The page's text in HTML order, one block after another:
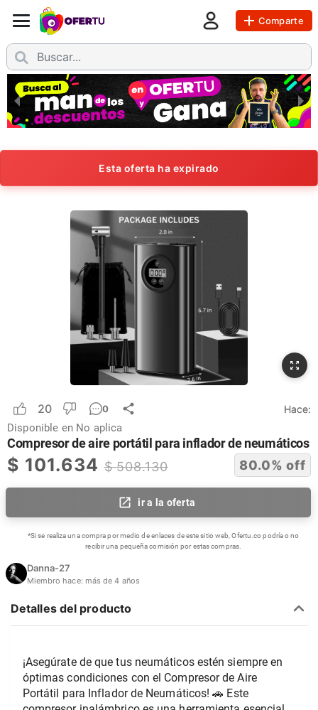
Comparte
Esta oferta ha expirado
20 0 Hace:
Disponible en No aplica
Compresor de aire portátil para inflador de neumáticos
$ 101.634 $508.130 80.0% off
ir a la oferta
*Si se realiza una compra por medio de enlaces de este sitio web, Ofertu.co podría o no
recibir una pequeña comisión por estas compras.
Danna-27
Miembro hace: más de 4 años
Detalles del producto
¡Asegúrate de que tus neumáticos estén siempre en
óptimas condiciones con el Compresor de Aire
Portátil para Inflador de Neumáticos! 🚗 Este